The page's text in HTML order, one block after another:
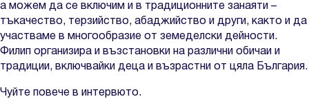
а можем да се включим и в традиционните занаяти –
тъкачество, терзийство, абаджийство и други, както и да
участваме в многообразие от земеделски дейности.
Филип организира и възстановки на различни обичаи и
традиции, включвайки деца и възрастни от цяла България.
Чуйте повече в интервюто.